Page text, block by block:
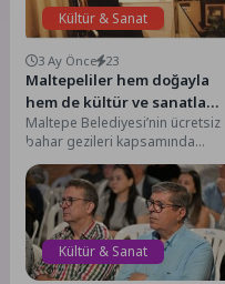
Kültür & Sanat
3 Ay Önce 23
Maltepeliler hem doğayla
hem de kültür ve sanatla
dolu bir gün geçirdi
Maltepe Belediyesi’nin ücretsiz
bahar gezileri kapsamında
Maltepeliler, İstanbul’un simge
noktalarında doğa ve kültürle iç
içe...
Kültür & Sanat